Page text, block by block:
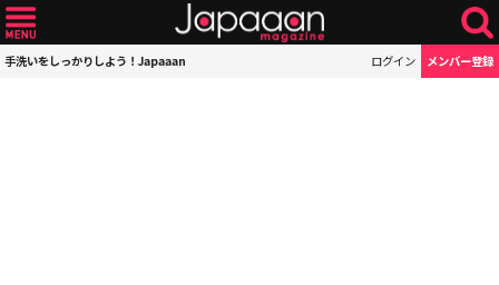
手洗いをしっかりしよう！Japaaan ログイン メンバー登録